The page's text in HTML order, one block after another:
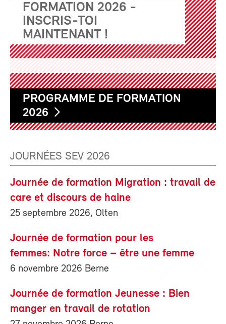
FORMATION 2026 -
INSCRIS-TOI
MAINTENANT !
PROGRAMME DE FORMATION
2026
JOURNÉES SEV 2026
Journée de formation Migration : travail de
care et discours de haine
25 septembre 2026, Olten
Journée de formation pour les
femmes: Notre force – être une femme
6 novembre 2026 Berne
Journée de formation Jeunesse : Bien
manger en travail de rotation